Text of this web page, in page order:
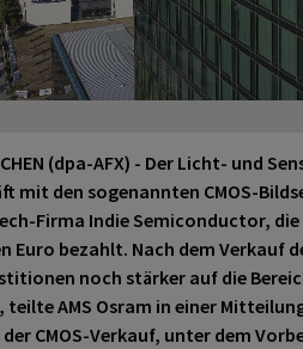
(dpa-AFX) - Der Licht- und
mit den sogenannten CMOS-
Firma Indie Semiconductor, die
Euro bezahlt. Nach dem Verkauf
noch stärker auf die
teilte AMS Osram in einer
CMOS-Verkauf, unter dem